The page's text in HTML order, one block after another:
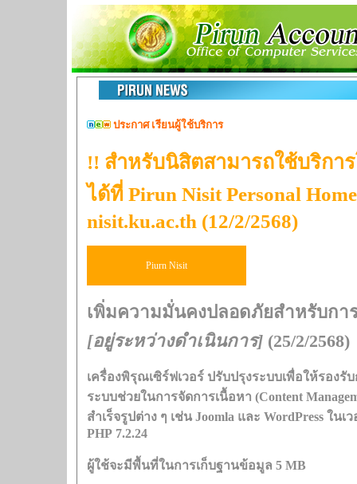
ประกาศ เรียนผู้ใช้บริการ
!! สำหรับนิสิตสามารถใช้บริกา
ได้ที่ Pirun Nisit Personal
nisit.ku.ac.th (12/2/2568)
Piurn Nisit
เพิ่มความมั่นคงปลอดภัยสำหรับกา
[อยู่ระหว่างดำเนินการ] (25/2/2568)
เครื่องพิรุณเซิร์ฟเวอร์ ปรับปรุงระบบเพื่อให้รองรั
ระบบช่วยในการจัดการเนื้อหา (Content
สำเร็จรูปต่าง ๆ เช่น Joomla และ WordPress ใน
PHP 7.2.24
ผู้ใช้จะมีพื้นที่ในการเก็บฐานข้อมูล 5 MB